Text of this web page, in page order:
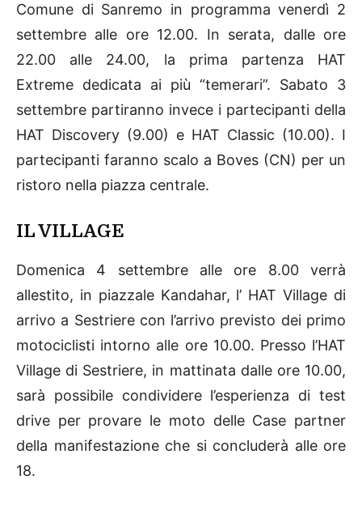
Comune di Sanremo in programma venerdì 2
settembre alle ore 12.00. In serata, dalle ore
22.00 alle 24.00, la prima partenza HAT
Extreme dedicata ai più “temerari”. Sabato 3
settembre partiranno invece i partecipanti della
HAT Discovery (9.00) e HAT Classic (10.00). I
partecipanti faranno scalo a Boves (CN) per un
ristoro nella piazza centrale.
IL VILLAGE
Domenica 4 settembre alle ore 8.00 verrà
allestito, in piazzale Kandahar, l’ HAT Village di
arrivo a Sestriere con l’arrivo previsto dei primo
motociclisti intorno alle ore 10.00. Presso l’HAT
Village di Sestriere, in mattinata dalle ore 10.00,
sarà possibile condividere l’esperienza di test
drive per provare le moto delle Case partner
della manifestazione che si concluderà alle ore
18.